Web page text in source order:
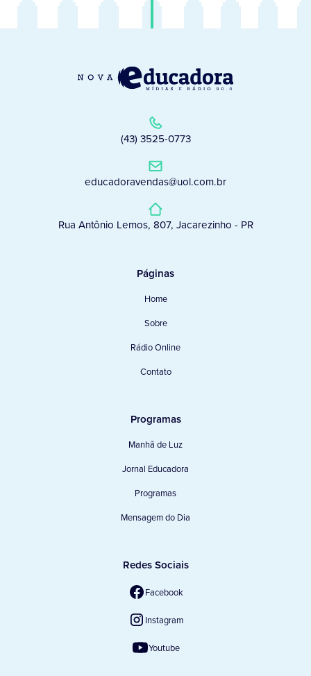
(43) 3525-0773
educadoravendas@uol.com.br
Rua Antônio Lemos, 807, Jacarezinho - PR
Páginas
Home
Sobre
Rádio Online
Contato
Programas
Manhã de Luz
Jornal Educadora
Programas
Mensagem do Dia
Redes Sociais
Facebook
Instagram
Youtube